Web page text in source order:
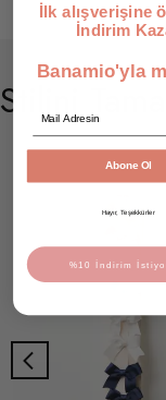
Stilini
İlk alışverişine
İndirim
Banamio'yla
Abone Ol
Hayır, Teşekkürler
%10 İndirim